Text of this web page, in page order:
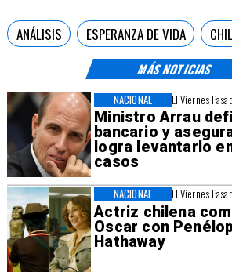
MÁS NOTICIAS
El Viernes
Ministro Arrau
bancario y
logra levantarlo
casos
NACIONAL
El Viernes
Actriz chilena
Oscar con
Hathaway
NACIONAL
ANÁLISIS ESPERANZA DE VIDA